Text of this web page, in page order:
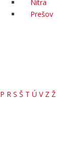
Nitra
Prešov
P R S Š T Ú V Z Ž